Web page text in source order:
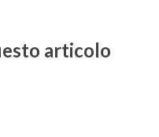
articolo